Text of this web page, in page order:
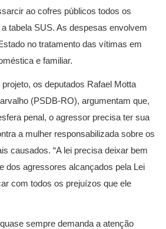
ao cofres públicos todos os
tabela SUS. As despesas envolvem
no tratamento das vítimas em
e familiar.
os deputados Rafael Motta
(PSDB-RO), argumentam que,
penal, o agressor precisa ter sua
a mulher responsabilizada sobre os
causados. “A lei precisa deixar bem
dos agressores alcançados pela Lei
com todos os prejuízos que ele
sempre demanda a atenção